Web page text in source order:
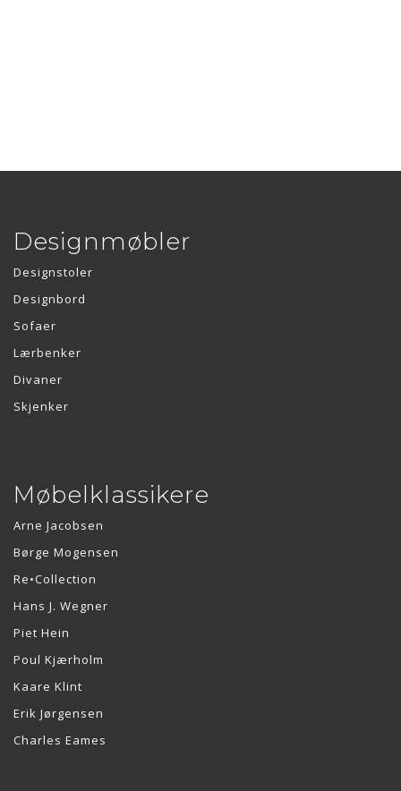
Designmøbler
Designstoler
Designbord
Sofaer
Lærbenker
Divaner
Skjenker
Møbelklassikere
Arne Jacobsen
Børge Mogensen
Re•Collection
Hans J. Wegner
Piet Hein
Poul Kjærholm
Kaare Klint
Erik Jørgensen
Charles Eames